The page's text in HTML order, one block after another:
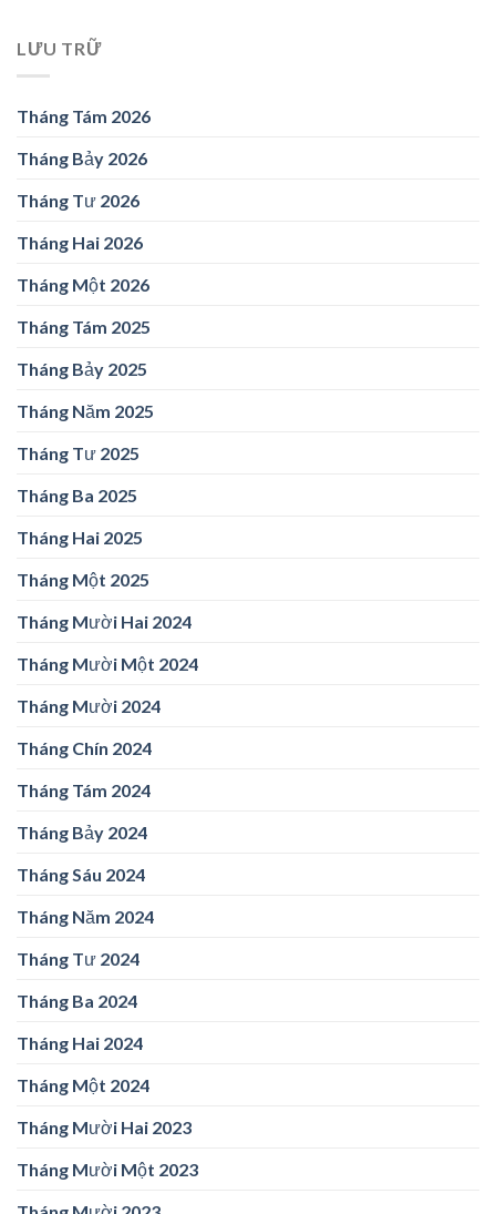
LƯU TRỮ
Tháng Tám 2026
Tháng Bảy 2026
Tháng Tư 2026
Tháng Hai 2026
Tháng Một 2026
Tháng Tám 2025
Tháng Bảy 2025
Tháng Năm 2025
Tháng Tư 2025
Tháng Ba 2025
Tháng Hai 2025
Tháng Một 2025
Tháng Mười Hai 2024
Tháng Mười Một 2024
Tháng Mười 2024
Tháng Chín 2024
Tháng Tám 2024
Tháng Bảy 2024
Tháng Sáu 2024
Tháng Năm 2024
Tháng Tư 2024
Tháng Ba 2024
Tháng Hai 2024
Tháng Một 2024
Tháng Mười Hai 2023
Tháng Mười Một 2023